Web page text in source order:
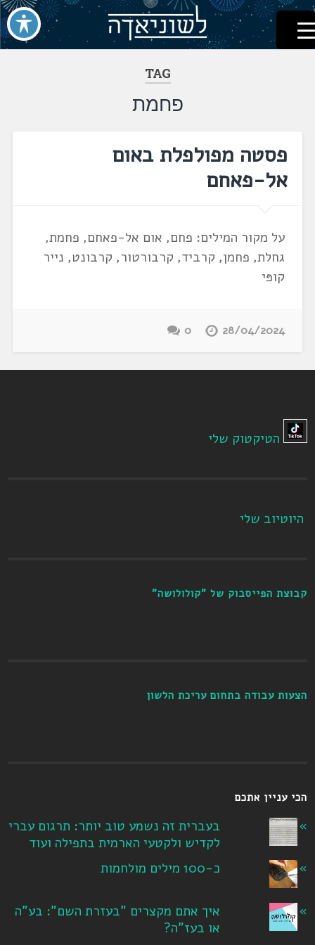
דלג
לתוכן
לשוניאדה
עברית. לשון. שפה
TAG
פחמת
פסטה מפולפלת באום
אל-פאחם
על מקור המילים: פחם, אום אל-פאחם, פחמת,
גחלת, פחמן, קרביד, קרבורטור, קרבונט, נייר
קופּי
28/04/2024
0
הטיקטוק שלי
היוטיוב שלי
קבוצת הפייסבוק של "קולולושה"
הצעות עבודה בתחום עריכת הלשון
הכי עניין אתכם
בעברית זה נשמע טוב יותר: תרגום עברי
לקדיש ולקטעי הארמית בתפילה ועוד
כ-100 מילים מולחמות
איך אתם מקצרים "בעזרת השם": בע"ה
או בעז"ה?